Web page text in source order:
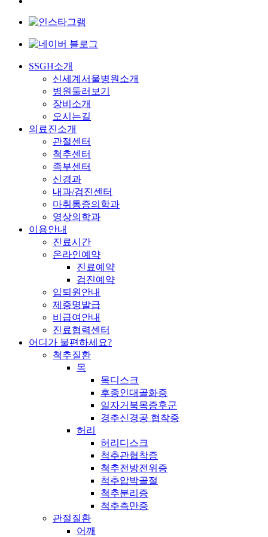
SSGH소개
신세계서울병원소개
병원둘러보기
장비소개
오시는길
의료진소개
관절센터
척추센터
족부센터
신경과
내과/검진센터
마취통증의학과
영상의학과
이용안내
진료시간
온라인예약
진료예약
검진예약
입퇴원안내
제증명발급
비급여안내
진료협력센터
어디가 불편하세요?
척추질환
목
목디스크
후종인대골화증
일자거북목증후군
경추신경공 협착증
허리
허리디스크
척추관협착증
척추전방전위증
척추압박골절
척추분리증
척추측만증
관절질환
어깨